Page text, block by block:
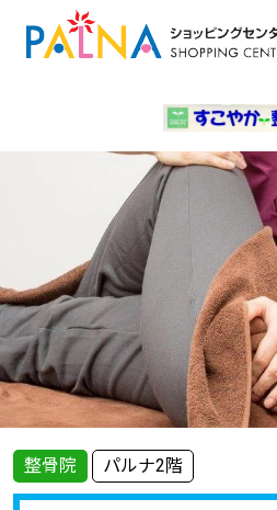
整骨院 パルナ2階